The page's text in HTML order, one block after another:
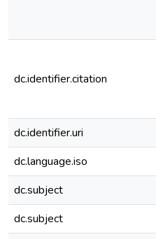
dc.identifier.citation
dc.identifier.uri
dc.language.iso
dc.subject
dc.subject